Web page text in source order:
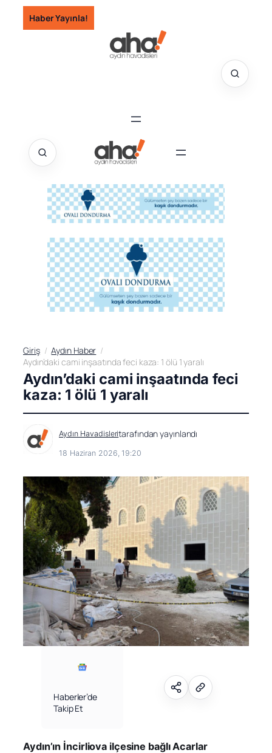
İçeriğe
geç
Haber Yayınla!
Giriş
Aydın Haber
Aydın’daki cami inşaatında feci kaza: 1 ölü 1 yaralı
Aydın’daki cami inşaatında feci
kaza: 1 ölü 1 yaralı
Aydın Havadisleritarafından yayınlandı
18 Haziran 2026, 19:20
Haberler’de
Takip Et
Aydın’ın İncirliova ilçesine bağlı Acarlar